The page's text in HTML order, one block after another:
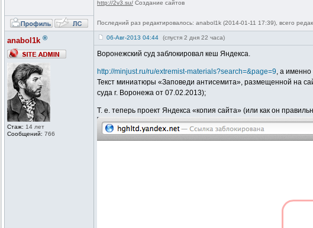
http://2v3.su/ Создание сайтов
Последний раз редактировалось: anabol1k (2014-01-11 17:39), всего
anabol1k ®
Стаж: 14 лет
Сообщений: 766
06-Авг-2013 04:44 (спустя 2 дня 22 часа)
Воронежский суд заблокировал кеш Яндекса.
http://minjust.ru/ru/extremist-materials?search=&page=9, а именно
Текст миниатюры «Заповеди антисемита», размещенной на
суда г. Воронежа от 07.02.2013);
Т. е. теперь проект Яндекса «копия сайта» (или как он